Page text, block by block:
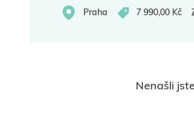
Praha 7 990,00 Kč
Nenašli